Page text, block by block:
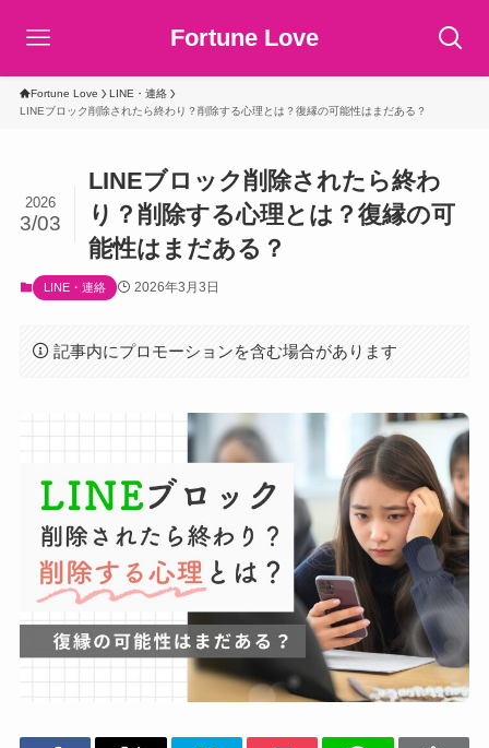
Fortune Love
Fortune Love
LINE・連絡
LINEブロック削除されたら終わり？削除する心理とは？復縁の可能性はまだある？
LINEブロック削除されたら終わ
り？削除する心理とは？復縁の可
能性はまだある？
2026
3/03
LINE・連絡 2026年3月3日
記事内にプロモーションを含む場合があります